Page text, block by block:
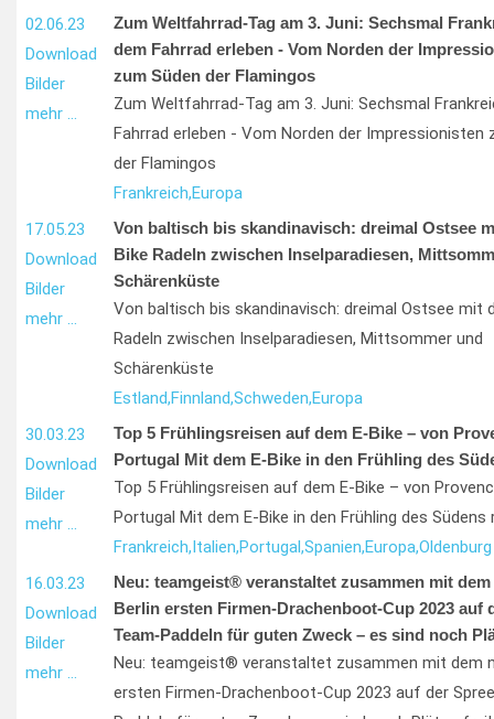
02.06.23
Download
Bilder
mehr …
Zum Weltfahrrad-Tag am 3. Juni: Sechsmal
dem Fahrrad erleben - Vom Norden der
zum Süden der Flamingos
Zum Weltfahrrad-Tag am 3. Juni: Sechsmal
Fahrrad erleben - Vom Norden der Impressionisten
der Flamingos
Frankreich,Europa
17.05.23
Download
Bilder
mehr …
Von baltisch bis skandinavisch: dreimal Ostsee
Bike Radeln zwischen Inselparadiesen,
Schärenküste
Von baltisch bis skandinavisch: dreimal Ostsee mit
Radeln zwischen Inselparadiesen, Mittsommer und
Schärenküste
Estland,Finnland,Schweden,Europa
30.03.23
Download
Bilder
mehr …
Top 5 Frühlingsreisen auf dem E-Bike – von
Portugal Mit dem E-Bike in den Frühling des
Top 5 Frühlingsreisen auf dem E-Bike – von
Portugal Mit dem E-Bike in den Frühling des Südens
Frankreich,Italien,Portugal,Spanien,Europa,Oldenburg
16.03.23
Download
Bilder
mehr …
Neu: teamgeist® veranstaltet zusammen mit
Berlin ersten Firmen-Drachenboot-Cup 2023 auf
Team-Paddeln für guten Zweck – es sind noch
Neu: teamgeist® veranstaltet zusammen mit dem
ersten Firmen-Drachenboot-Cup 2023 auf der